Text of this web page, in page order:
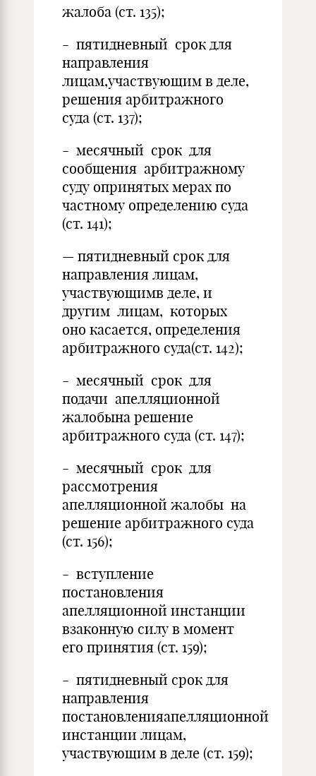
жалоба (ст. 135);
- пятидневный срок для
направления
лицам,участвующим в деле,
решения арбитражного
суда (ст. 137);
- месячный срок для
сообщения арбитражному
суду опринятых мерах по
частному определению суда
(ст. 141);
— пятидневный срок для
направления лицам,
участвующимв деле, и
другим лицам, которых
оно касается, определения
арбитражного суда(ст. 142);
- месячный срок для
подачи апелляционной
жалобына решение
арбитражного суда (ст. 147);
- месячный срок для
рассмотрения
апелляционной жалобы на
решение арбитражного суда
(ст. 156);
- вступление
постановления
апелляционной инстанции
взаконную силу в момент
его принятия (ст. 159);
- пятидневный срок для
направления
постановленияапелляционной
инстанции лицам,
участвующим в деле (ст. 159);